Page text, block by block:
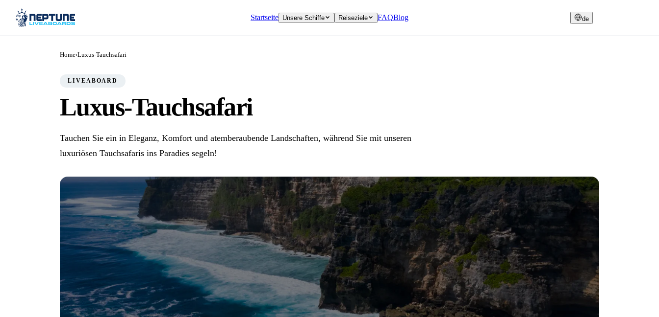
Startseite Unsere Schiffe Reiseziele FAQBlog de
Home›Luxus-Tauchsafari
LIVEABOARD
Luxus-Tauchsafari
Tauchen Sie ein in Eleganz, Komfort und atemberaubende Landschaften, während Sie mit unseren
luxuriösen Tauchsafaris ins Paradies segeln!